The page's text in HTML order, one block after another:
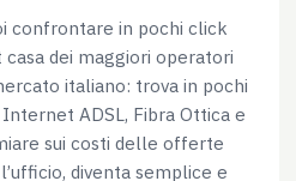
confrontare in pochi click
dei maggiori operatori
italiano: trova in pochi
ADSL, Fibra Ottica e
sui costi delle offerte
diventa semplice e